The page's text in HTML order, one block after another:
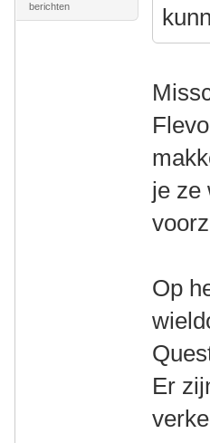
berichten
je ze
Op
Er